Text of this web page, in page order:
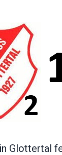
Glottertal